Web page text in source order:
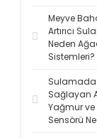
Meyve
Artırıcı
Neden
Sistemleri?
Sulamada
Sağlayan
Yağmur ve
Sensörü